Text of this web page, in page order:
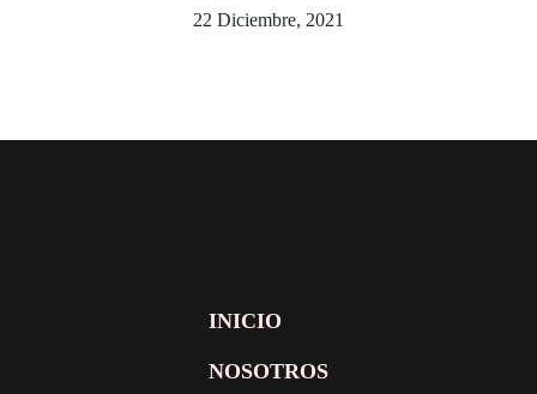
22 Diciembre, 2021
INICIO
NOSOTROS